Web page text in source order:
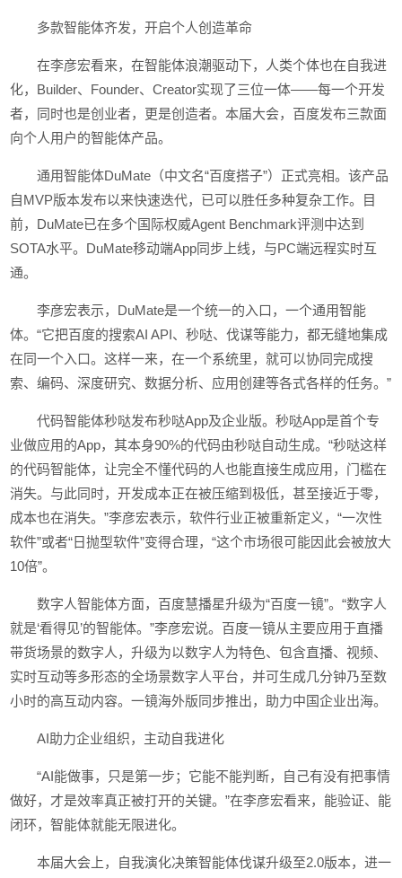
多款智能体齐发，开启个人创造革命
在李彦宏看来，在智能体浪潮驱动下，人类个体也在自我进
化，Builder、Founder、Creator实现了三位一体——每一个开发
者，同时也是创业者，更是创造者。本届大会，百度发布三款面
向个人用户的智能体产品。
通用智能体DuMate（中文名“百度搭子”）正式亮相。该产品
自MVP版本发布以来快速迭代，已可以胜任多种复杂工作。目
前，DuMate已在多个国际权威Agent Benchmark评测中达到
SOTA水平。DuMate移动端App同步上线，与PC端远程实时互
通。
李彦宏表示，DuMate是一个统一的入口，一个通用智能
体。“它把百度的搜索AI API、秒哒、伐谋等能力，都无缝地集成
在同一个入口。这样一来，在一个系统里，就可以协同完成搜
索、编码、深度研究、数据分析、应用创建等各式各样的任务。”
代码智能体秒哒发布秒哒App及企业版。秒哒App是首个专
业做应用的App，其本身90%的代码由秒哒自动生成。“秒哒这样
的代码智能体，让完全不懂代码的人也能直接生成应用，门槛在
消失。与此同时，开发成本正在被压缩到极低，甚至接近于零，
成本也在消失。”李彦宏表示，软件行业正被重新定义，“一次性
软件”或者“日抛型软件”变得合理，“这个市场很可能因此会被放大
10倍”。
数字人智能体方面，百度慧播星升级为“百度一镜”。“数字人
就是‘看得见’的智能体。”李彦宏说。百度一镜从主要应用于直播
带货场景的数字人，升级为以数字人为特色、包含直播、视频、
实时互动等多形态的全场景数字人平台，并可生成几分钟乃至数
小时的高互动内容。一镜海外版同步推出，助力中国企业出海。
AI助力企业组织，主动自我进化
“AI能做事，只是第一步；它能不能判断，自己有没有把事情
做好，才是效率真正被打开的关键。”在李彦宏看来，能验证、能
闭环，智能体就能无限进化。
本届大会上，自我演化决策智能体伐谋升级至2.0版本，进一